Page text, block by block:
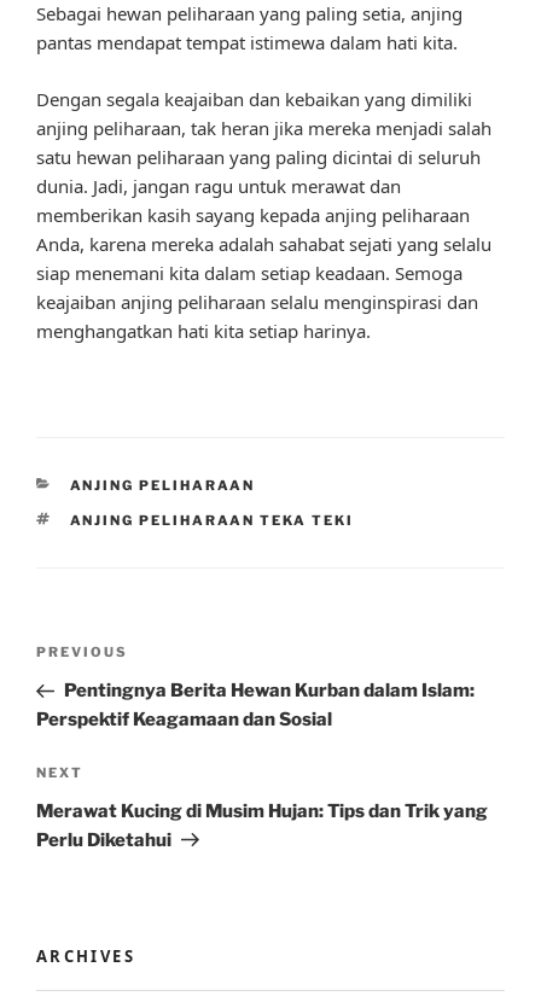
Sebagai hewan peliharaan yang paling setia, anjing
pantas mendapat tempat istimewa dalam hati kita.
Dengan segala keajaiban dan kebaikan yang dimiliki
anjing peliharaan, tak heran jika mereka menjadi salah
satu hewan peliharaan yang paling dicintai di seluruh
dunia. Jadi, jangan ragu untuk merawat dan
memberikan kasih sayang kepada anjing peliharaan
Anda, karena mereka adalah sahabat sejati yang selalu
siap menemani kita dalam setiap keadaan. Semoga
keajaiban anjing peliharaan selalu menginspirasi dan
menghangatkan hati kita setiap harinya.
CATEGORIES
ANJING PELIHARAAN
TAGS
ANJING PELIHARAAN TEKA TEKI
Previous
Post
PREVIOUS
Pentingnya Berita Hewan Kurban dalam Islam:
Perspektif Keagamaan dan Sosial
Next
Post
NEXT
Merawat Kucing di Musim Hujan: Tips dan Trik yang
Perlu Diketahui
ARCHIVES